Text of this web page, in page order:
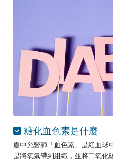
糖化血色素是什麼
盧中允醫師「血色素」是紅血球
是將氧氣帶到組織，並將二氧化